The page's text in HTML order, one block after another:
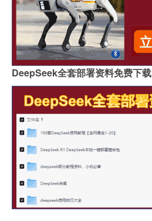
DeepSeek全套部署资料免费下载